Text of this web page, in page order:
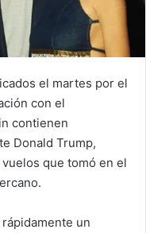
el martes por el
con el
contienen
Donald Trump,
que tomó en el
un